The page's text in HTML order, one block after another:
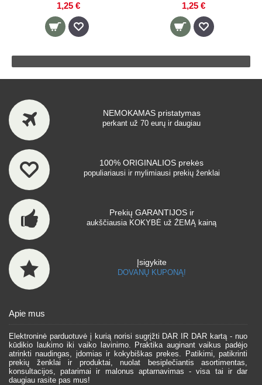
1,25 € 1,25 €
NEMOKAMAS pristatymas
perkant už 70 eurų ir daugiau
100% ORIGINALIOS prekės
populiariausi ir mylimiausi prekių ženklai
Prekių GARANTIJOS ir
aukščiausia KOKYBĖ už ŽEMĄ kainą
Įsigykite
DOVANŲ KUPONĄ!
Apie mus
Elektroninė parduotuvė į kurią norisi sugrįžti DAR IR DAR kartą - nuo
kūdikio laukimo iki vaiko lavinimo. Praktika auginant vaikus padėjo
atrinkti naudingas, įdomias ir kokybiškas prekes. Patikimi, patikrinti
prekių ženklai ir produktai, nuolat besiplečiantis asortimentas,
konsultacijos, patarimai ir malonus aptarnavimas - visa tai ir dar
daugiau rasite pas mus!